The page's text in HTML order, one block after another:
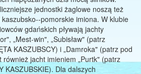
jednostki żaglowe noszą też
pomorskie imiona. W klubie
gdańskich pływają jachty
„Mest-win", „Subisław" (patrz
KASZUBSCY) i „Damroka" (patrz pod
również jacht imieniem „Purtk" (patrz
KASZUBSKIE). Dla dalszych